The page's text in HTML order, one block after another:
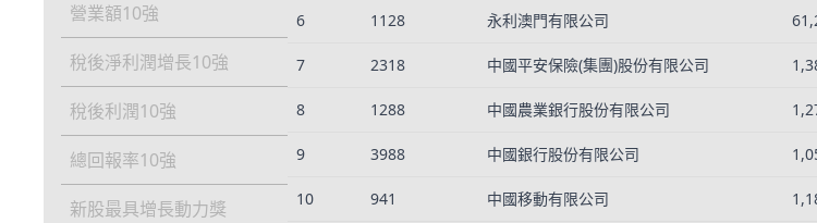
營業額10強
稅後淨利潤增長10強
稅後利潤10強
總回報率10強
新股最具增長動力獎
6 1128 永利澳門有限公司
7 2318 中國平安保險(集團)股份有限公司
8 1288 中國農業銀行股份有限公司
9 3988 中國銀行股份有限公司
10 941 中國移動有限公司